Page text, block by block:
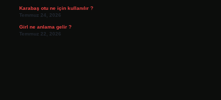
Karabaş otu ne için kullanılır ?
Temmuz 24, 2026
Girl ne anlama gelir ?
Temmuz 22, 2026